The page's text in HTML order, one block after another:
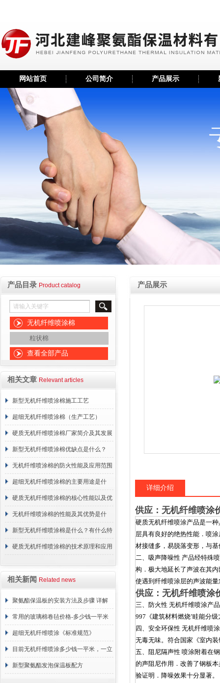
网站首页 公司简介 产品展示
产品目录 Product catalog
无机纤维喷涂棉
粒状棉
查看全部产品
相关文章 Relevant articles
新型无机纤维喷涂棉施工工艺
超细无机纤维喷涂棉（生产工艺）
硬质无机纤维喷涂棉厂家简介及其发展
概述
新型无机纤维喷涂棉优缺点是什么？
无机纤维喷涂棉的防火性能及应用范围
超细无机纤维喷涂棉的主要用途是什
么？
硬质无机纤维喷涂棉的核心性能以及优
点介绍
无机纤维喷涂棉的性能及其优势是什
么？
新型无机纤维喷涂棉是什么？有什么特
点？
硬质无机纤维喷涂棉的技术原理和应用
相关新闻 Related news
聚氨酯保温板的安装方法及步骤 详解
常用的玻璃棉卷毡价格-多少钱一平米
超细无机纤维喷涂《标准规范》
目前无机纤维喷涂多少钱一平米，一立
方 价格计算
新型聚氨酯发泡保温板配方
产品展示
详细介绍
供应：无机纤维喷涂
硬质无机纤维喷涂产品是一
层具有良好的绝热性能．喷
材接缝多，易脱落变形，与
二、吸声降噪性 产品经特殊
构．极大地延长了声波在其
使遇到纤维喷涂层的声波能
供应：无机纤维喷涂
三、防火性 无机纤维喷涂产
997《建筑材料燃烧’眭能分
四、安全环保性 无机纤维喷
无毒无味。符合国家《室内
五、阻尼隔声性 喷涂附着在
的声阻尼作用．改善了钢板
验证明．降噪效果十分显著。